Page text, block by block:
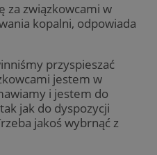
za związkowcami w
kopalni, odpowiada
przyspieszać
jestem w
i jestem do
jak do dyspozycji
jakoś wybrnąć z